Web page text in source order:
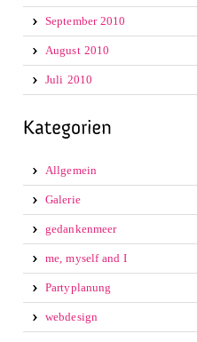
September 2010
August 2010
Juli 2010
Allgemein
Galerie
gedankenmeer
me, myself and I
Partyplanung
webdesign